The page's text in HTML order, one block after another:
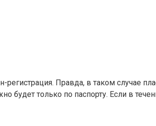
регистрация. Правда, в таком случае
будет только по паспорту. Если в